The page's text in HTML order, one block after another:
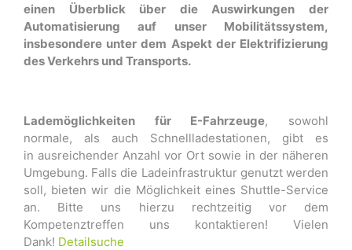
einen Überblick über die Auswirkungen der
Automatisierung auf unser Mobilitätssystem,
insbesondere unter dem Aspekt der Elektrifizierung
des Verkehrs und Transports.
Lademöglichkeiten für E-Fahrzeuge, sowohl
normale, als auch Schnellladestationen, gibt es
in ausreichender Anzahl vor Ort sowie in der näheren
Umgebung. Falls die Ladeinfrastruktur genutzt werden
soll, bieten wir die Möglichkeit eines Shuttle-Service
an. Bitte uns hierzu rechtzeitig vor dem
Kompetenztreffen uns kontaktieren! Vielen
Dank! Detailsuche